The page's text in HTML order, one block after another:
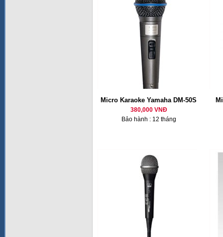
Micro Karaoke Yamaha DM-50S
380,000 VNĐ
Bảo hành : 12 tháng